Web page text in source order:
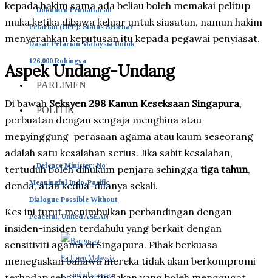
Dokumen Pendaftaran
Pelarian (DPP): Status Sebenar
Dasar Pelarian Malaysia Untuk
126,000 Rohingya
PARLIMEN
POLITIK
Defence Minister: No
Meaningful Indo-Pacific
Dialogue Possible Without
Peaceful, United ASEAN
kepada hakim sama ada beliau boleh memakai pelitup
muka ketika dibawa keluar untuk siasatan, namun hakim
menyerahkan keputusan itu kepada pegawai penyiasat.
Aspek Undang-Undang
Di bawahSeksyen 298 Kanun Keseksaan Singapura,
perbuatan dengan sengaja menghina atau
menyinggung perasaan agama atau kaum seseorang
adalah satu kesalahan serius. Jika sabit kesalahan,
tertuduh boleh dihukum penjara sehingga tiga tahun,
denda, atau kedua-duanya sekali.
Kes ini turut menimbulkan perbandingan dengan
insiden-insiden terdahulu yang berkait dengan
sensitiviti agama di Singapura. Pihak berkuasa
menegaskan bahawa mereka tidak akan berkompromi